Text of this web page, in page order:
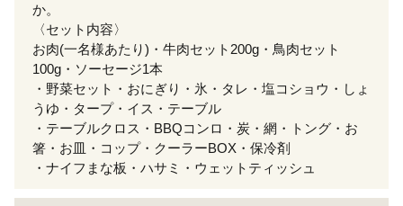
か。
〈セット内容〉
お肉(一名様あたり)・牛肉セット200g・鳥肉セット
100g・ソーセージ1本
・野菜セット・おにぎり・氷・タレ・塩コショウ・しょ
うゆ・タープ・イス・テーブル
・テーブルクロス・BBQコンロ・炭・網・トング・お
箸・お皿・コップ・クーラーBOX・保冷剤
・ナイフまな板・ハサミ・ウェットティッシュ